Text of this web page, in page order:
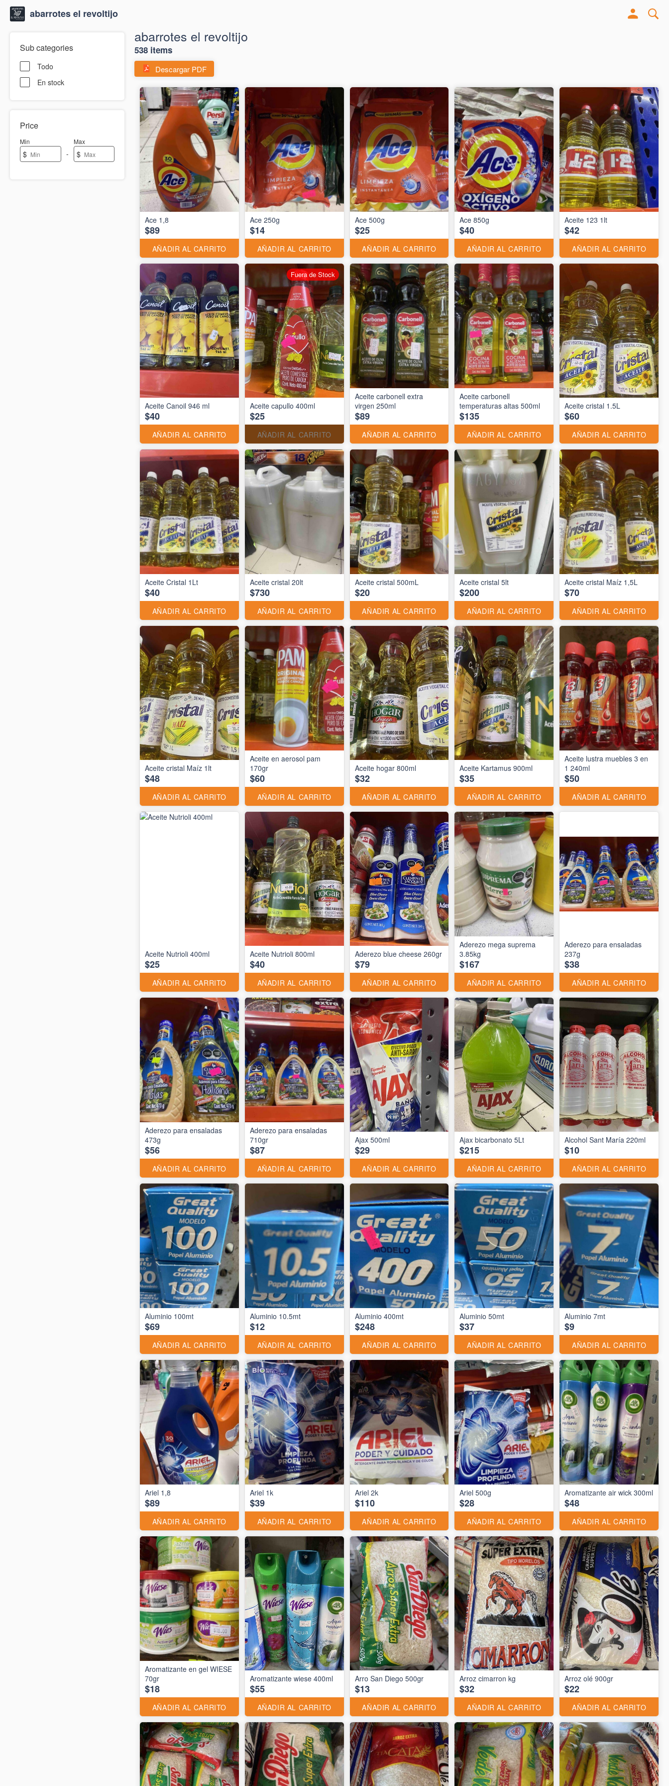
abarrotes el revoltijo
Sub categories
Todo
En stock
Price
Min
$ -
Max
$
abarrotes el revoltijo
538 items
Descargar PDF
Ace 1,8
$89
AÑADIR AL CARRITO
Ace 250g
$14
AÑADIR AL CARRITO
Ace 500g
$25
AÑADIR AL CARRITO
Ace 850g
$40
AÑADIR AL CARRITO
Aceite 123 1lt
$42
AÑADIR AL CARRITO
Aceite Canoil 946 ml
$40
AÑADIR AL CARRITO
Aceite capullo 400ml
$25
AÑADIR AL CARRITO
Fuera de Stock
Aceite carbonell extra
virgen 250ml
$89
AÑADIR AL CARRITO
Aceite carbonell
temperaturas altas 500ml
$135
AÑADIR AL CARRITO
Aceite cristal 1.5L
$60
AÑADIR AL CARRITO
Aceite Cristal 1Lt
$40
AÑADIR AL CARRITO
Aceite cristal 20lt
$730
AÑADIR AL CARRITO
Aceite cristal 500mL
$20
AÑADIR AL CARRITO
Aceite cristal 5lt
$200
AÑADIR AL CARRITO
Aceite cristal Maíz 1,5L
$70
AÑADIR AL CARRITO
Aceite cristal Maíz 1lt
$48
AÑADIR AL CARRITO
Aceite en aerosol pam
170gr
$60
AÑADIR AL CARRITO
Aceite hogar 800ml
$32
AÑADIR AL CARRITO
Aceite Kartamus 900ml
$35
AÑADIR AL CARRITO
Aceite lustra muebles 3 en
1 240ml
$50
AÑADIR AL CARRITO
Aceite Nutrioli 400ml
$25
AÑADIR AL CARRITO
Aceite Nutrioli 800ml
$40
AÑADIR AL CARRITO
Aderezo blue cheese 260gr
$79
AÑADIR AL CARRITO
Aderezo mega suprema
3.85kg
$167
AÑADIR AL CARRITO
Aderezo para ensaladas
237g
$38
AÑADIR AL CARRITO
Aderezo para ensaladas
473g
$56
AÑADIR AL CARRITO
Aderezo para ensaladas
710gr
$87
AÑADIR AL CARRITO
Ajax 500ml
$29
AÑADIR AL CARRITO
Ajax bicarbonato 5Lt
$215
AÑADIR AL CARRITO
Alcohol Sant María 220ml
$10
AÑADIR AL CARRITO
$69
AÑADIR AL CARRITO
Aluminio 10.5mt
$12
AÑADIR AL CARRITO
Aluminio 400mt
$248
AÑADIR AL CARRITO
Aluminio 50mt
$37
AÑADIR AL CARRITO
Aluminio 7mt
$9
AÑADIR AL CARRITO
Ariel 1,8
$89
AÑADIR AL CARRITO
Ariel 1k
$39
AÑADIR AL CARRITO
Ariel 2k
$110
AÑADIR AL CARRITO
Ariel 500g
$28
AÑADIR AL CARRITO
Aromatizante air wick 300ml
$48
AÑADIR AL CARRITO
Aromatizante en gel WIESE
70gr
$18
AÑADIR AL CARRITO
Aromatizante wiese 400ml
$55
AÑADIR AL CARRITO
Arro San Diego 500gr
$13
AÑADIR AL CARRITO
Arroz cimarron kg
$32
AÑADIR AL CARRITO
Arroz olé 900gr
$22
AÑADIR AL CARRITO